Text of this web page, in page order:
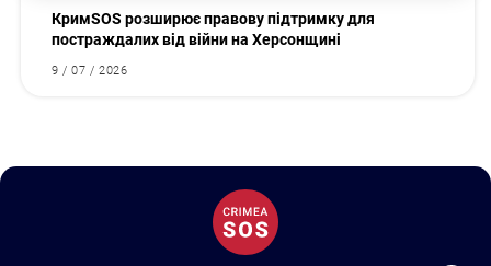
КримSOS розширює правову підтримку для
постраждалих від війни на Херсонщині
9 / 07 / 2026